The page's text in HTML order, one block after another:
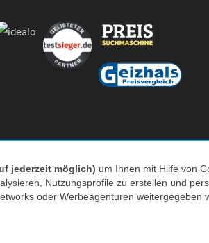
Facebook |twitter
Unverbindliche Preisempfehlung | **) Ehemaliger
jederzeit möglich) um Ihnen mit Hilfe von
Nutzungsprofile zu erstellen und
oder Werbeagenturen